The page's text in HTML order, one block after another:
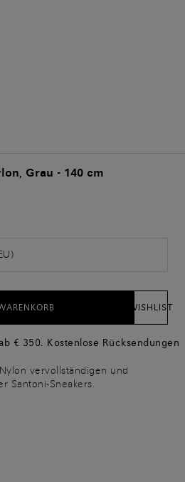
Grau - 140 cm
WISHLIST
€ 350. Kostenlose Rücksendungen
vervollständigen und
Santoni-Sneakers.